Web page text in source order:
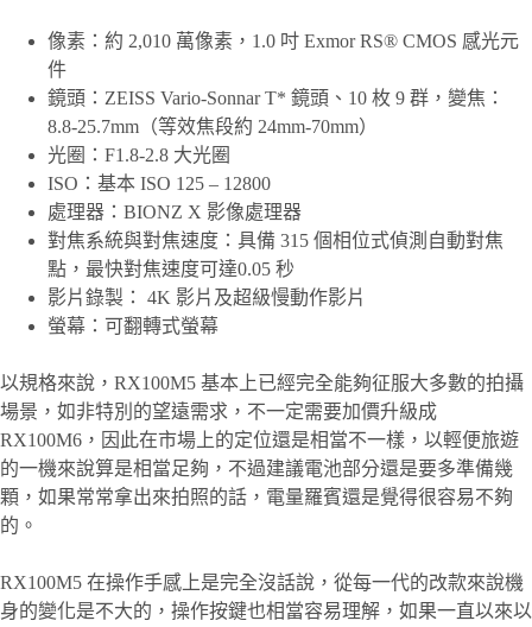
像素：約 2,010 萬像素，1.0 吋 Exmor RS® CMOS 感光元
件
鏡頭：ZEISS Vario-Sonnar T* 鏡頭、10 枚 9 群，變焦：
8.8-25.7mm（等效焦段約 24mm-70mm）
光圈：F1.8-2.8 大光圈
ISO：基本 ISO 125 – 12800
處理器：BIONZ X 影像處理器
對焦系統與對焦速度：具備 315 個相位式偵測自動對焦
點，最快對焦速度可達0.05 秒
影片錄製： 4K 影片及超級慢動作影片
螢幕：可翻轉式螢幕
以規格來說，RX100M5 基本上已經完全能夠征服大多數的拍攝
場景，如非特別的望遠需求，不一定需要加價升級成
RX100M6，因此在市場上的定位還是相當不一樣，以輕便旅遊
的一機來說算是相當足夠，不過建議電池部分還是要多準備幾
顆，如果常常拿出來拍照的話，電量羅賓還是覺得很容易不夠
的。
RX100M5 在操作手感上是完全沒話說，從每一代的改款來說機
身的變化是不大的，操作按鍵也相當容易理解，如果一直以來以